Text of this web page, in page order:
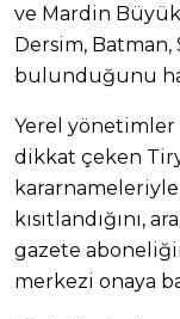
ve Mardin
Dersim,
bulunduğunu
Yerel
dikkat çeken
kısıtlandığını,
gazete
merkezi onaya